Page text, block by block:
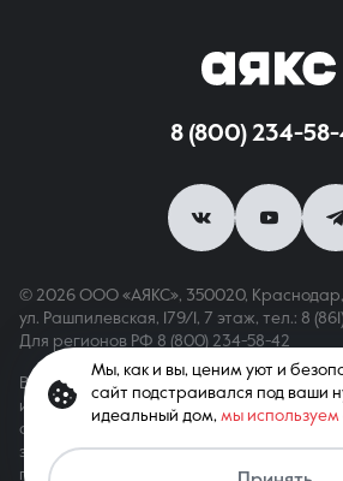
Связаться с
8 (800) 234-
© 2026 ООО «АЯКС», 350020, Краснодар,
ул. Рашпилевская, 179/1, 7 этаж, тел.: 8
Для регионов РФ 8 (800) 234-58-42
Вся информация, опубликованная на
информационный характер и не
определяемой положениями ст. 437 ГК
защищены. При копировании
гиперссылка обязательна
Мы, как и вы, ценим уют и
сайт подстраивался под ваши
идеальный дом, мы используем